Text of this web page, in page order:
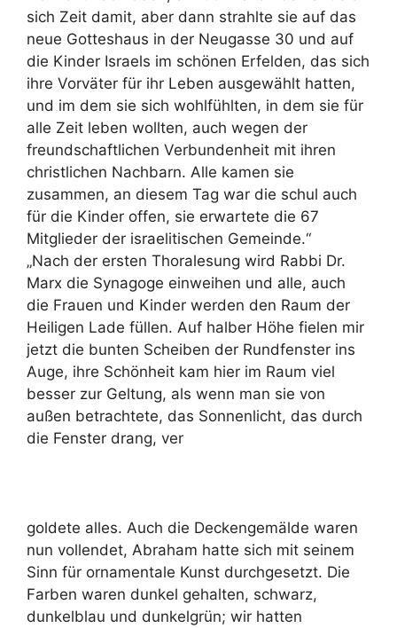
sich Zeit damit, aber dann strahlte sie auf das
neue Gotteshaus in der Neugasse 30 und auf
die Kinder Israels im schönen Erfelden, das sich
ihre Vorväter für ihr Leben ausgewählt hatten,
und im dem sie sich wohlfühlten, in dem sie für
alle Zeit leben wollten, auch wegen der
freundschaftlichen Verbundenheit mit ihren
christlichen Nachbarn. Alle kamen sie
zusammen, an diesem Tag war die schul auch
für die Kinder offen, sie erwartete die 67
Mitglieder der israelitischen Gemeinde.“
„Nach der ersten Thoralesung wird Rabbi Dr.
Marx die Synagoge einweihen und alle, auch
die Frauen und Kinder werden den Raum der
Heiligen Lade füllen. Auf halber Höhe fielen mir
jetzt die bunten Scheiben der Rundfenster ins
Auge, ihre Schönheit kam hier im Raum viel
besser zur Geltung, als wenn man sie von
außen betrachtete, das Sonnenlicht, das durch
die Fenster drang, ver
goldete alles. Auch die Deckengemälde waren
nun vollendet, Abraham hatte sich mit seinem
Sinn für ornamentale Kunst durchgesetzt. Die
Farben waren dunkel gehalten, schwarz,
dunkelblau und dunkelgrün; wir hatten